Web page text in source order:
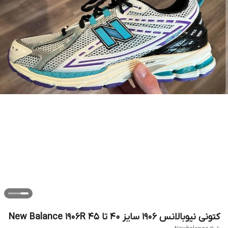
کتونی نیوبالانس 1906 سایز ۴۰ تا ۴۵ New Balance 1906R